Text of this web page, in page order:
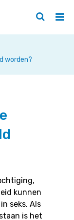
/
Zoeken
/
worden?
kunnen
seks. Als
is het